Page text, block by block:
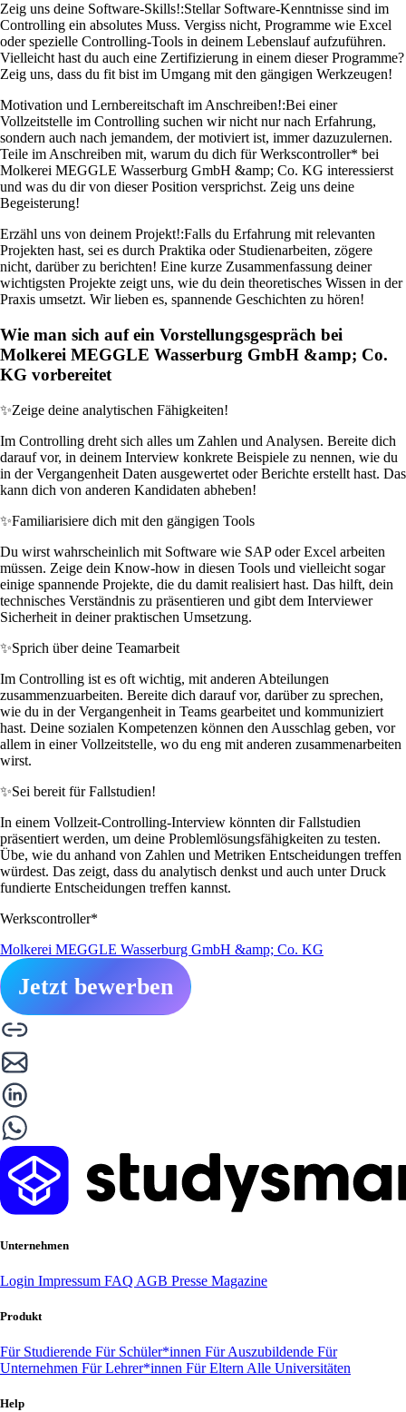
Zeig uns deine Software-Skills!:Stellar Software-Kenntnisse sind im
Controlling ein absolutes Muss. Vergiss nicht, Programme wie Excel
oder spezielle Controlling-Tools in deinem Lebenslauf aufzuführen.
Vielleicht hast du auch eine Zertifizierung in einem dieser Programme?
Zeig uns, dass du fit bist im Umgang mit den gängigen Werkzeugen!
Motivation und Lernbereitschaft im Anschreiben!:Bei einer
Vollzeitstelle im Controlling suchen wir nicht nur nach Erfahrung,
sondern auch nach jemandem, der motiviert ist, immer dazuzulernen.
Teile im Anschreiben mit, warum du dich für Werkscontroller* bei
Molkerei MEGGLE Wasserburg GmbH &amp; Co. KG interessierst
und was du dir von dieser Position versprichst. Zeig uns deine
Begeisterung!
Erzähl uns von deinem Projekt!:Falls du Erfahrung mit relevanten
Projekten hast, sei es durch Praktika oder Studienarbeiten, zögere
nicht, darüber zu berichten! Eine kurze Zusammenfassung deiner
wichtigsten Projekte zeigt uns, wie du dein theoretisches Wissen in der
Praxis umsetzt. Wir lieben es, spannende Geschichten zu hören!
Wie man sich auf ein Vorstellungsgespräch bei
Molkerei MEGGLE Wasserburg GmbH &amp; Co.
KG vorbereitet
✨Zeige deine analytischen Fähigkeiten!
Im Controlling dreht sich alles um Zahlen und Analysen. Bereite dich
darauf vor, in deinem Interview konkrete Beispiele zu nennen, wie du
in der Vergangenheit Daten ausgewertet oder Berichte erstellt hast. Das
kann dich von anderen Kandidaten abheben!
✨Familiarisiere dich mit den gängigen Tools
Du wirst wahrscheinlich mit Software wie SAP oder Excel arbeiten
müssen. Zeige dein Know-how in diesen Tools und vielleicht sogar
einige spannende Projekte, die du damit realisiert hast. Das hilft, dein
technisches Verständnis zu präsentieren und gibt dem Interviewer
Sicherheit in deiner praktischen Umsetzung.
✨Sprich über deine Teamarbeit
Im Controlling ist es oft wichtig, mit anderen Abteilungen
zusammenzuarbeiten. Bereite dich darauf vor, darüber zu sprechen,
wie du in der Vergangenheit in Teams gearbeitet und kommuniziert
hast. Deine sozialen Kompetenzen können den Ausschlag geben, vor
allem in einer Vollzeitstelle, wo du eng mit anderen zusammenarbeiten
wirst.
✨Sei bereit für Fallstudien!
In einem Vollzeit-Controlling-Interview könnten dir Fallstudien
präsentiert werden, um deine Problemlösungsfähigkeiten zu testen.
Übe, wie du anhand von Zahlen und Metriken Entscheidungen treffen
würdest. Das zeigt, dass du analytisch denkst und auch unter Druck
fundierte Entscheidungen treffen kannst.
Werkscontroller*
Molkerei MEGGLE Wasserburg GmbH &amp; Co. KG
Jetzt bewerben
Unternehmen
Login Impressum FAQ AGB Presse Magazine
Produkt
Für Studierende Für Schüler*innen Für Auszubildende Für
Unternehmen Für Lehrer*innen Für Eltern Alle Universitäten
Help